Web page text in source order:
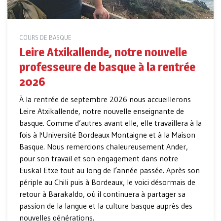
COURS DE BASQUE
Leire Atxikallende, notre nouvelle
professeure de basque à la rentrée
2026
À la rentrée de septembre 2026 nous accueillerons
Leire Atxikallende, notre nouvelle enseignante de
basque. Comme d’autres avant elle, elle travaillera à la
fois à l'Université Bordeaux Montaigne et à la Maison
Basque. Nous remercions chaleureusement Ander,
pour son travail et son engagement dans notre
Euskal Etxe tout au long de l’année passée. Après son
périple au Chili puis à Bordeaux, le voici désormais de
retour à Barakaldo, où il continuera à partager sa
passion de la langue et la culture basque auprès des
nouvelles générations.